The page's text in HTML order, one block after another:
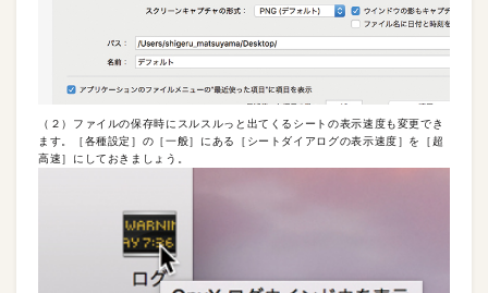
（２）ファイルの保存時にスルスルっと出てくるシートの表示速度も変更でき
ます。［各種設定］の［一般］にある［シートダイアログの表示速度］を［超
高速］にしておきましょう。